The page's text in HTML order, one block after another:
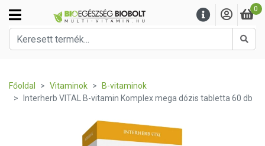
0
Főoldal Vitaminok
B-vitaminok
Interherb VITAL B-vitamin Komplex mega dózis tabletta 60 db